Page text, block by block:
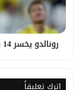
إلى
النصر
السعودي
رونالدو يخسر 14 بطولة منذ انضمامه إلى النصر السعودي
اترك تعليقاً